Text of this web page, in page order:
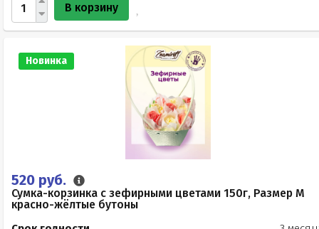
В корзину
Новинка
520 руб.
Сумка-корзинка с зефирными цветами 150г, Размер М
красно-жёлтые бутоны